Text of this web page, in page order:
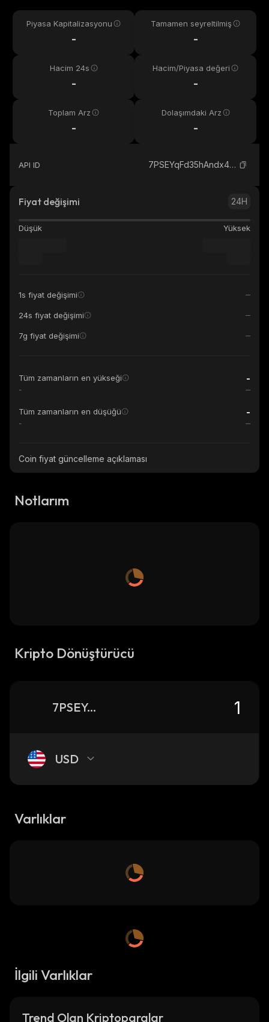
Piyasa Kapitalizasyonu
-
Tamamen seyreltilmiş
-
Hacim 24s
-
Hacim/Piyasa değeri
-
Toplam Arz
-
Dolaşımdaki Arz
-
API ID 7PSEYqFd35hAndx4fbzL9n2EpmiXwyTNaw7r61rupump_solana
Fiyat değişimi 24H
Düşük Yüksek
1s fiyat değişimi
24s fiyat değişimi
7g fiyat değişimi
Tüm zamanların en yükseği -
-
Tüm zamanların en düşüğü -
-
Coin fiyat güncelleme açıklaması
Notlarım
Kripto Dönüştürücü
7PSEYqFd35hAndx4fbzL9n2EpmiXwyTNaw7r61rupump_solana
USD
Varlıklar
İlgili Varlıklar
Trend Olan Kriptoparalar